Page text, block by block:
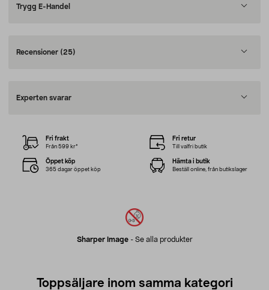
Trygg E-Handel
Recensioner (25)
Experten svarar
Sharper Image- Se alla produkter
Fri frakt
Från 599 kr*
Fri retur
Till valfri butik
Öppet köp
365 dagar öppet köp
Hämta i butik
Beställ online, från butikslager
Toppsäljare inom samma kategori